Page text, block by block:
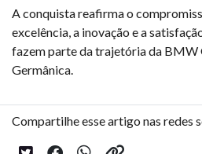
A conquista reafirma o
excelência, a inovação e a
fazem parte da trajetória da BMW
Germânica.
Compartilhe esse artigo nas redes